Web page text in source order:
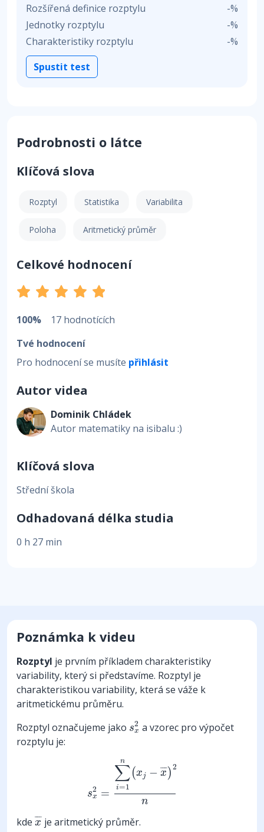
Rozšířená definice rozptylu
-%
Jednotky rozptylu
-%
Charakteristiky rozptylu
-%
Spustit test
Podrobnosti o látce
Klíčová slova
Rozptyl Statistika Variabilita
Poloha Aritmetický průměr
Celkové hodnocení
100%
17 hodnotících
Tvé hodnocení
Pro hodnocení se musíte přihlásit
Autor videa
Dominik Chládek
Autor matematiky na isibalu :)
Klíčová slova
Střední škola
Odhadovaná délka studia
0 h 27 min
Poznámka k videu
Rozptyl je prvním příkladem charakteristiky
variability, který si představíme. Rozptyl je
charakteristikou variability, která se váže k
aritmetickému průměru.
Rozptyl označujeme jako s2
x
x a vzorec pro výpočet
rozptylu je:
s2
x =
n
∑
i=1
(xj − ¯
¯¯
x )2
n
i=
kde ¯
¯¯
x
x¯je aritmetický průměr.